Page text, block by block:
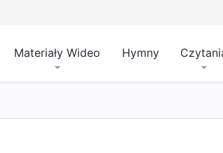
Materiały Wideo Hymny